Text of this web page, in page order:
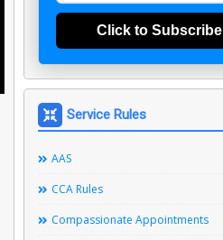
Click to Subscribe
Service Rules
AAS
CCA Rules
Compassionate Appointments